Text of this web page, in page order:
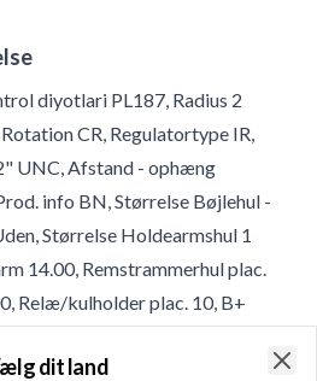
diyotlari PL187, Radius 2
CR, Regulatortype IR,
UNC, Afstand - ophæng
info BN, Størrelse Bøjlehul -
Størrelse Holdearmshul 1
14.00, Remstrammerhul plac.
Relæ/kulholder plac. 10, B+
dit land